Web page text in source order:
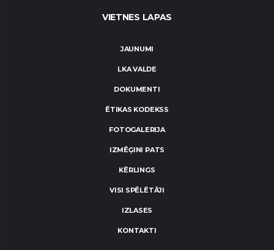
VIETNES LAPAS
JAUNUMI
LKA VALDE
DOKUMENTI
ĒTIKAS KODEKSS
FOTOGALERIJA
IZMĒĢINI PATS
KĒRLINGS
VISI SPĒLĒTĀJI
IZLASES
KONTAKTI